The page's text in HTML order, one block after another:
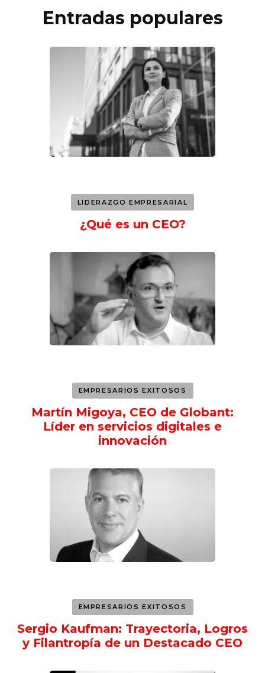
Entradas populares
LIDERAZGO EMPRESARIAL
¿Qué es un CEO?
EMPRESARIOS EXITOSOS
Martín Migoya, CEO de Globant:
Líder en servicios digitales e
innovación
EMPRESARIOS EXITOSOS
Sergio Kaufman: Trayectoria, Logros
y Filantropía de un Destacado CEO